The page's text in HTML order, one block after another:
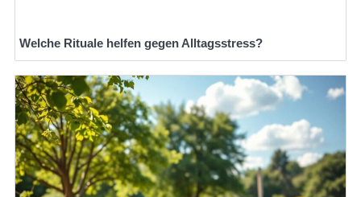
Welche Rituale helfen gegen Alltagsstress?